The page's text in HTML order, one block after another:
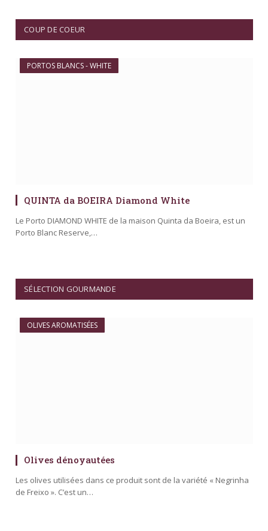
COUP DE COEUR
PORTOS BLANCS - WHITE
QUINTA da BOEIRA Diamond White
Le Porto DIAMOND WHITE de la maison Quinta da Boeira, est un
Porto Blanc Reserve,…
SÉLECTION GOURMANDE
OLIVES AROMATISÉES
Olives dénoyautées
Les olives utilisées dans ce produit sont de la variété « Negrinha
de Freixo ». C’est un…